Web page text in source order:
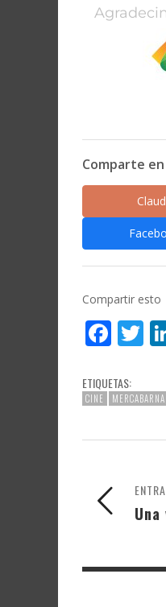
Comparte
Compartir esto
ETIQUETAS:
CINE MERCABARNA